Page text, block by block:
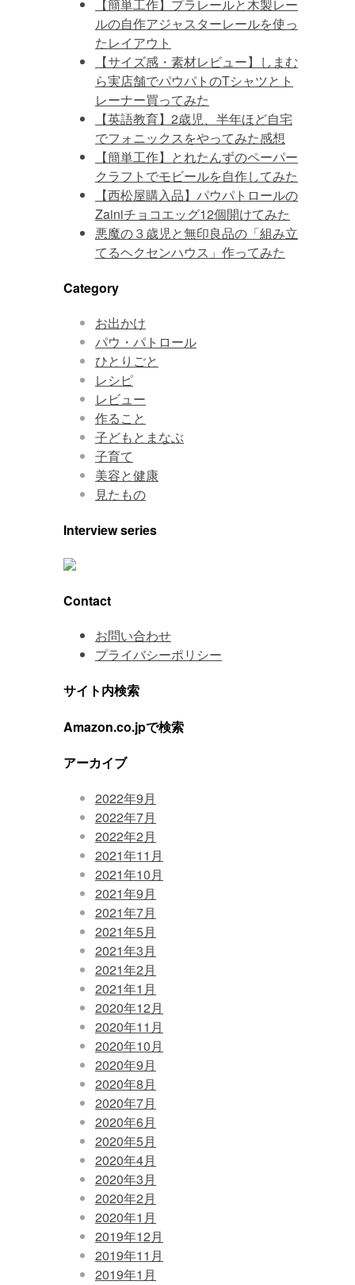
【簡単工作】プラレールと木製レー
ルの自作アジャスターレールを使っ
たレイアウト
【サイズ感・素材レビュー】しまむ
ら実店舗でパウパトのTシャツとト
レーナー買ってみた
【英語教育】2歳児、半年ほど自宅
でフォニックスをやってみた感想
【簡単工作】とれたんずのペーパー
クラフトでモビールを自作してみた
【西松屋購入品】パウパトロールの
Zainiチョコエッグ12個開けてみた
悪魔の３歳児と無印良品の「組み立
てるヘクセンハウス」作ってみた
Category
お出かけ
パウ・パトロール
ひとりごと
レシピ
レビュー
作ること
子どもとまなぶ
子育て
美容と健康
見たもの
Interview series
Contact
お問い合わせ
プライバシーポリシー
サイト内検索
Amazon.co.jpで検索
アーカイブ
2022年9月
2022年7月
2022年2月
2021年11月
2021年10月
2021年9月
2021年7月
2021年5月
2021年3月
2021年2月
2021年1月
2020年12月
2020年11月
2020年10月
2020年9月
2020年8月
2020年7月
2020年6月
2020年5月
2020年4月
2020年3月
2020年2月
2020年1月
2019年12月
2019年11月
2019年1月